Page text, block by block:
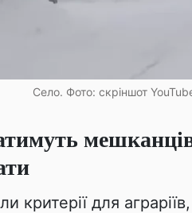
Село. Фото: скріншот
критерії для